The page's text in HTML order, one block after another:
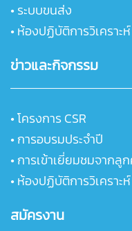
• ระบบขนส่ง
• ห้องปฏิบัติการวิเคราะห์
ข่าวและกิจกรรม
•โครงการ CSR
• การอบรมประจำปี
• การเข้าเยี่ยมชมจากลู
• ห้องปฏิบัติการวิเคราะห์
สมัครงาน